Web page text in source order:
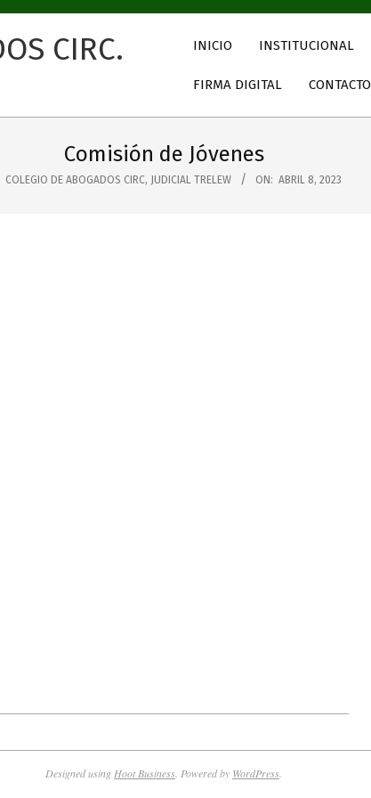
INICIO INSTITUCIONAL
FIRMA DIGITAL CONTACTO
Comisión de Jóvenes
COLEGIO DE ABOGADOS CIRC, JUDICIAL TRELEW ON: ABRIL 8, 2023
Designed using Hoot Business . Powered by WordPress